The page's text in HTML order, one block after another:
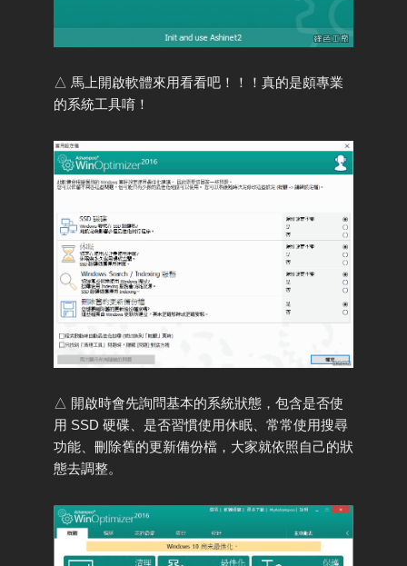
△ 馬上開啟軟體來用看看吧！！！真的是頗專業
的系統工具唷！
△ 開啟時會先詢問基本的系統狀態，包含是否使
用 SSD 硬碟、是否習慣使用休眠、常常使用搜尋
功能、刪除舊的更新備份檔，大家就依照自己的狀
態去調整。